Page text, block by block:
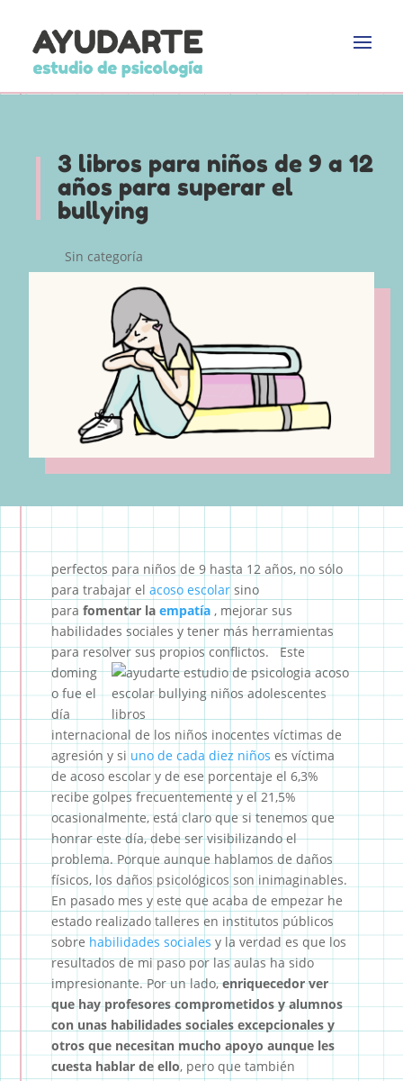
3 libros para niños de 9 a 12
años para superar el
bullying
Sin categoría
perfectos para niños de 9 hasta 12 años, no sólo
para trabajar el acoso escolarsino
para fomentar la empatía, mejorar sus
habilidades sociales y tener más herramientas
para resolver sus propios conflictos.Este
doming
o fue el
día
internacional de los niños inocentes víctimas de
agresión y si uno de cada diez niños es víctima
de acoso escolar y de ese porcentaje el 6,3%
recibe golpes frecuentemente y el 21,5%
ocasionalmente, está claro que si tenemos que
honrar este día, debe ser visibilizando el
problema. Porque aunque hablamos de daños
físicos, los daños psicológicos son inimaginables.
En pasado mes y este que acaba de empezar he
estado realizado talleres en institutos públicos
sobre habilidades sociales y la verdad es que los
resultados de mi paso por las aulas ha sido
impresionante. Por un lado,enriquecedor ver
que hay profesores comprometidos y alumnos
con unas habilidades sociales excepcionales y
otros que necesitan mucho apoyo aunque les
cuesta hablar de ello, pero que también